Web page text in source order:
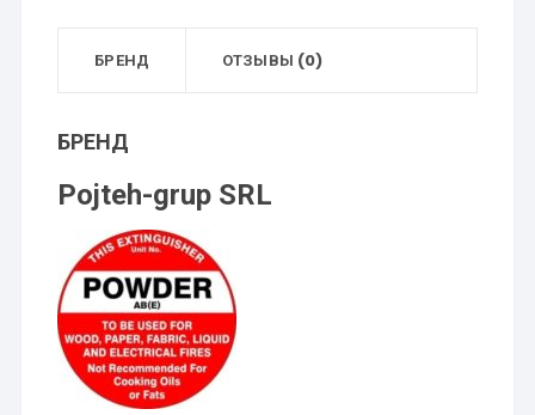
БРЕНД ОТЗЫВЫ (0)
БРЕНД
Pojteh-grup SRL